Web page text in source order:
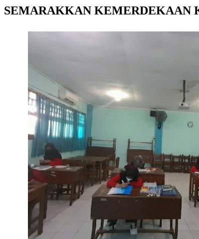
SEMARAKKAN KEMERDEKAAN